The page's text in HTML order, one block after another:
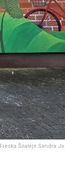
Freska Šilalėje.Sandra